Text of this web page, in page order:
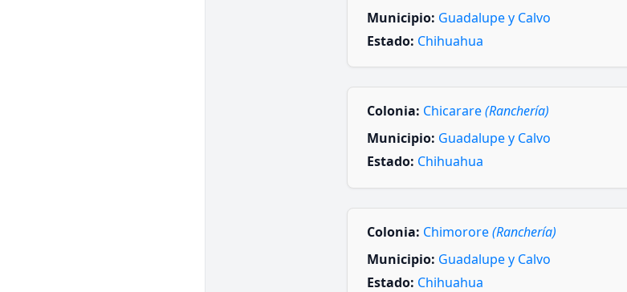
Municipio: Guadalupe y Calvo
Estado: Chihuahua
Colonia: Chicarare(Ranchería)
Municipio: Guadalupe y Calvo
Estado: Chihuahua
Colonia: Chimorore(Ranchería)
Municipio: Guadalupe y Calvo
Estado: Chihuahua